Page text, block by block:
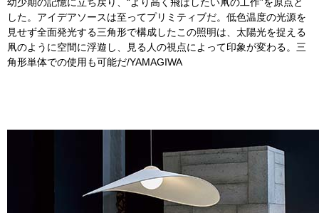
した。アイデアソースは至ってプリミティブだ。低色温度の光源を
見せず全面発光する三角形で構成したこの照明は、太陽光を捉える
凧のように空間に浮遊し、見る人の視点によって印象が変わる。三
角形単体での使用も可能だ/YAMAGIWA